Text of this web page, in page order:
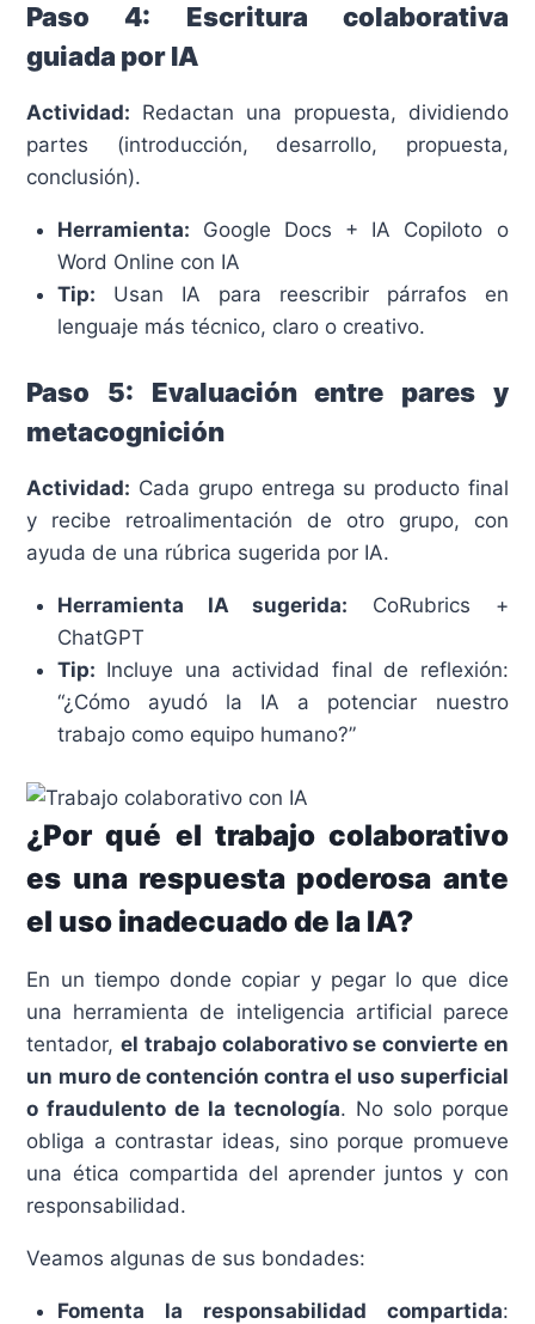
Paso 4: Escritura colaborativa
guiada por IA
Actividad: Redactan una propuesta, dividiendo
partes (introducción, desarrollo, propuesta,
conclusión).
Herramienta: Google Docs + IA Copiloto o
Word Online con IA
Tip: Usan IA para reescribir párrafos en
lenguaje más técnico, claro o creativo.
Paso 5: Evaluación entre pares y
metacognición
Actividad: Cada grupo entrega su producto final
y recibe retroalimentación de otro grupo, con
ayuda de una rúbrica sugerida por IA.
Herramienta IA sugerida: CoRubrics +
ChatGPT
Tip: Incluye una actividad final de reflexión:
“¿Cómo ayudó la IA a potenciar nuestro
trabajo como equipo humano?”
¿Por qué el trabajo colaborativo
es una respuesta poderosa ante
el uso inadecuado de la IA?
En un tiempo donde copiar y pegar lo que dice
una herramienta de inteligencia artificial parece
tentador,el trabajo colaborativo se convierte en
un muro de contención contra el uso superficial
o fraudulento de la tecnología. No solo porque
obliga a contrastar ideas, sino porque promueve
una ética compartida del aprender juntos y con
responsabilidad.
Veamos algunas de sus bondades:
Fomenta la responsabilidad compartida: